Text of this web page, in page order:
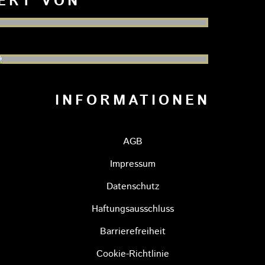
BAYREUTH
INFORMATIONEN
AGB
Impressum
Datenschutz
Haftungsausschluss
Barrierefreiheit
Cookie-Richtlinie